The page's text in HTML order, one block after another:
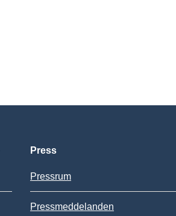
Press
Pressrum
Pressmeddelanden